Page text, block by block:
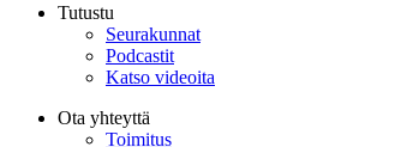
Tutustu
Seurakunnat
Podcastit
Katso videoita
Ota yhteyttä
Toimitus